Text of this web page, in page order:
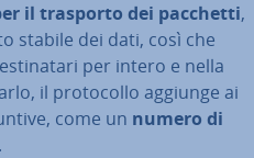
il trasporto dei pacchetti,
stabile dei dati, così che
per intero e nella
il pro­to­col­lo aggiunge ai
come un numero di
.